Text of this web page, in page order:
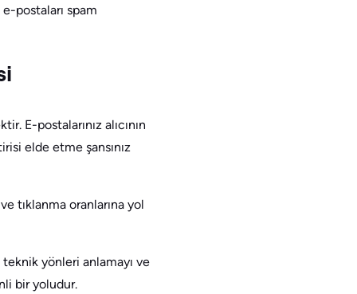
postaları spam
E-postalarınız alıcının
elde etme şansınız
tıklanma oranlarına yol
yönleri anlamayı ve
bir yoludur.